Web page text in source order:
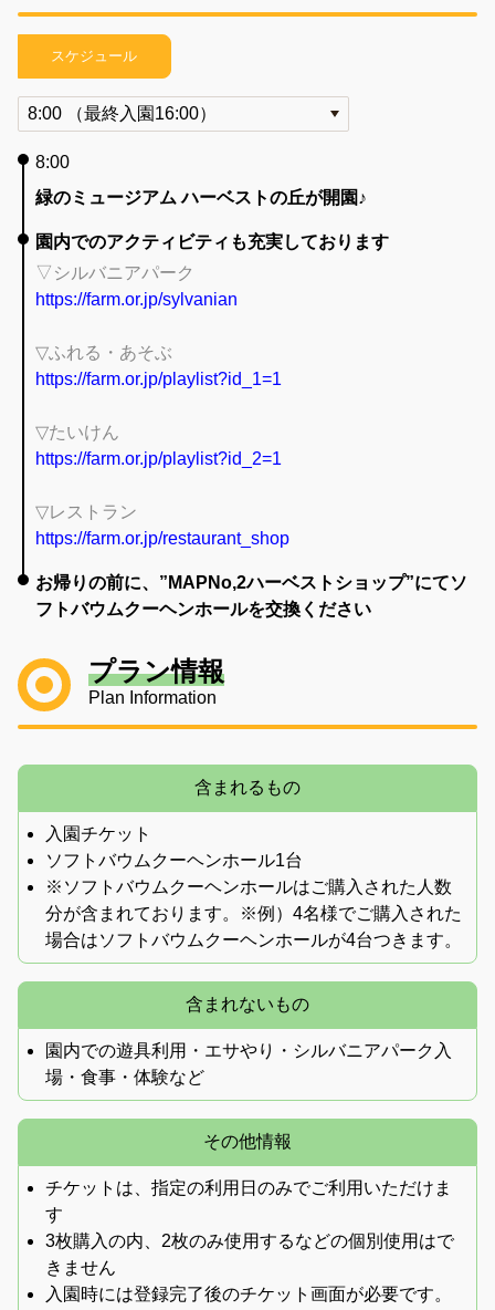
スケジュール
8:00
緑のミュージアム ハーベストの丘が開園♪
園内でのアクティビティも充実しております
▽シルバニアパーク
https://farm.or.jp/sylvanian
▽ふれる・あそぶ
https://farm.or.jp/playlist?id_1=1
▽たいけん
https://farm.or.jp/playlist?id_2=1
▽レストラン
https://farm.or.jp/restaurant_shop
お帰りの前に、”MAPNo,2ハーベストショップ”にてソ
フトバウムクーヘンホールを交換ください
プラン情報
Plan Information
含まれるもの
入園チケット
ソフトバウムクーヘンホール1台
※ソフトバウムクーヘンホールはご購入された人数
分が含まれております。※例）4名様でご購入された
場合はソフトバウムクーヘンホールが4台つきます。
含まれないもの
園内での遊具利用・エサやり・シルバニアパーク入
場・食事・体験など
その他情報
チケットは、指定の利用日のみでご利用いただけま
す
3枚購入の内、2枚のみ使用するなどの個別使用はで
きません
入園時には登録完了後のチケット画面が必要です。